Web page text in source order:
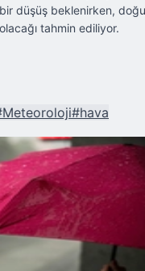
düşüş beklenirken, doğu
tahmin ediliyor.
Meteoroloji#hava
Düşecek